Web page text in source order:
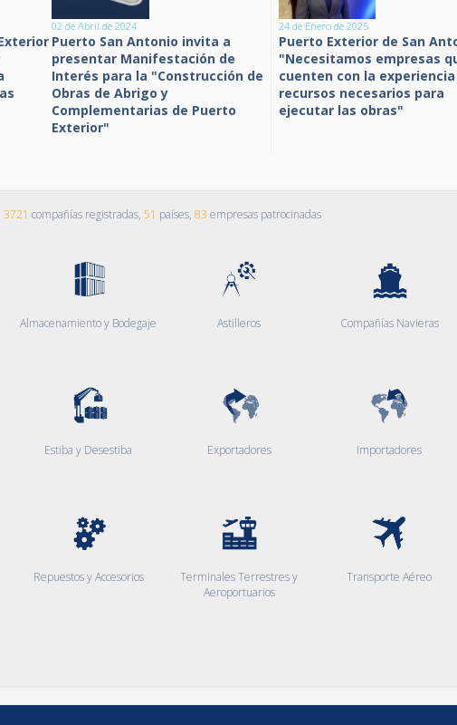
02 de Abril de 2024
Puerto San Antonio invita a
presentar Manifestación de
Interés para la "Construcción de
Obras de Abrigo y
Complementarias de Puerto
Exterior"
24 de Enero de 2025
Puerto Exterior de San
"Necesitamos empresas
cuenten con la
recursos necesarios para
ejecutar las obras"
3721 compañías registradas, 51 países, 83 empresas patrocinadas
Almacenamiento y Bodegaje Astilleros Compañías Navieras
Estiba y Desestiba Exportadores Importadores
Repuestos y Accesorios
Terminales Terrestres y
Aeroportuarios
Transporte Aéreo